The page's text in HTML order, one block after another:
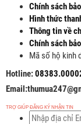
Chính sách
Hình thức
Thông tin về
Chính sách
Mã số hộ kinh
Hotline:
TRỢ GIÚP ĐĂNG KÝ NHẬN TIN